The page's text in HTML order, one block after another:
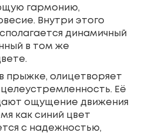
гармонию,
Внутри этого
динамичный
в том же
прыжке, олицетворяет
Её
ощущение движения
как синий цвет
с надежностью,